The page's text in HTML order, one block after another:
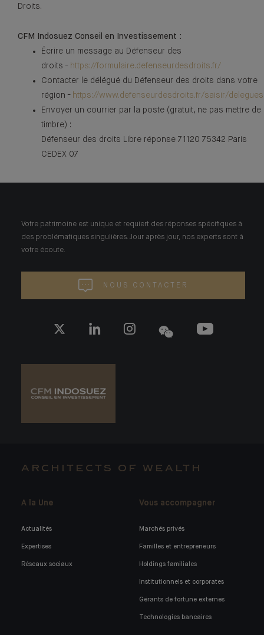
Droits.
CFM Indosuez Conseil en Investissement :
Écrire un message au Défenseur des
droits - https://formulaire.defenseurdesdroits.fr/
Contacter le délégué du Défenseur des droits dans votre
région - https://www.defenseurdesdroits.fr/saisir/delegues
Envoyer un courrier par la poste (gratuit, ne pas mettre de
timbre) :
Défenseur des droits Libre réponse 71120 75342 Paris
CEDEX 07
Votre patrimoine est unique et requiert des réponses spécifiques à
des problématiques singulières. Jour après jour, nos experts sont à
votre écoute.
NOUS CONTACTER
ARCHITECTS OF WEALTH
A la Une
Actualités
Expertises
Réseaux sociaux
Vous accompagner
Marchés privés
Familles et entrepreneurs
Holdings familiales
Institutionnels et corporates
Gérants de fortune externes
Technologies bancaires